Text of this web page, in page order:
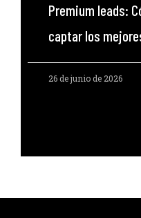
Premium leads:
captar los
26 de junio de 2026